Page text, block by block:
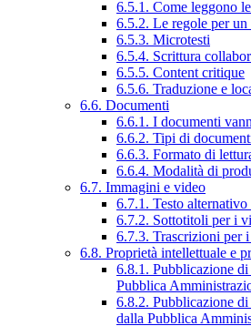
6.5.1. Come leggono
6.5.2. Le regole per
6.5.3. Microtesti
6.5.4. Scrittura
6.5.5. Content critique
6.5.6. Traduzione e
6.6. Documenti
6.6.1. I documenti
6.6.2. Tipi di
6.6.3. Formato di
6.6.4. Modalità di
6.7. Immagini e video
6.7.1. Testo
6.7.2. Sottotitoli per i
6.7.3. Trascrizioni per
6.8. Proprietà intellettuale e
6.8.1. Pubblicazione
Pubblica
6.8.2. Pubblicazione
dalla Pubblica